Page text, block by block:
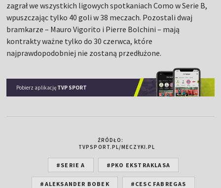
zagrał we wszystkich ligowych spotkaniach Como w Serie B,
wpuszczając tylko 40 goli w 38 meczach. Pozostali dwaj
bramkarze – Mauro Vigorito i Pierre Bolchini – mają
kontrakty ważne tylko do 30 czerwca, które
najprawdopodobniej nie zostaną przedłużone.
Pobierz aplikację TVP SPORT
ŹRÓDŁO:
TVPSPORT.PL/MECZYKI.PL
#SERIE A #PKO EKSTRAKLASA
#ALEKSANDER BOBEK #CESC FABREGAS